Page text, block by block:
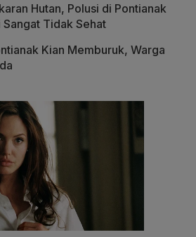
Hutan, Polusi di Pontianak
Tidak Sehat
Kian Memburuk, Warga